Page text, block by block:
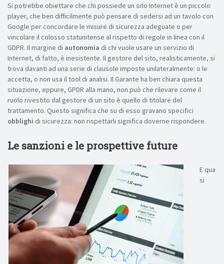
Si potrebbe obiettare che chi possiede un sito Internet è un piccolo
player, che ben difficilmente può pensare di sedersi ad un tavolo con
Google per concordare le misure di sicurezza adeguate o per
vincolare il colosso statunitense al rispetto di regole in linea con il
GDPR. Il margine di autonomia di chi vuole usare un servizio di
Internet, di fatto, è inesistente. Il gestore del sito, realisticamente, si
trova davanti ad una serie di clausole imposte unilateralmente: o le
accetta, o non usa il tool di analisi. Il Garante ha ben chiara questa
situazione, eppure, GPDR alla mano, non può che rilevare come il
ruolo rivestito dal gestore di un sito è quello di titolare del
trattamento. Questo significa che su di esso gravano specifici
obblighi di sicurezza: non rispettarli significa doverne rispondere.
Le sanzioni e le prospettive future
E qua
si